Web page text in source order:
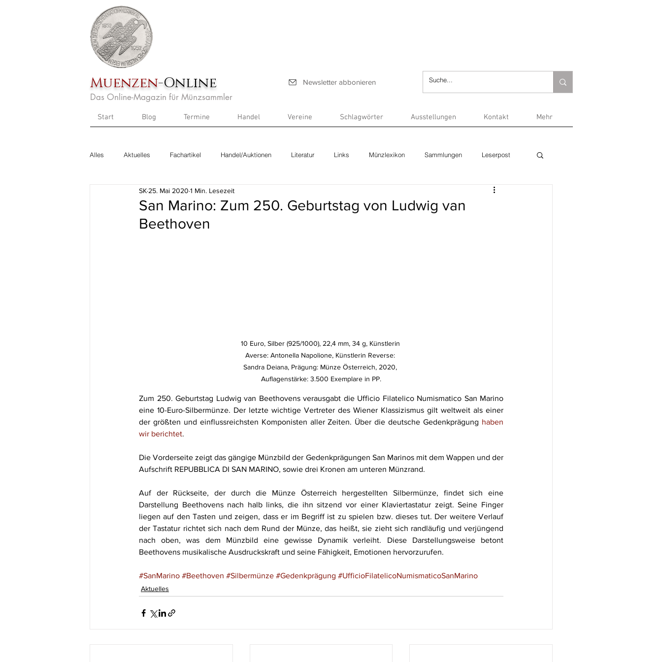
Muenzen-Online Newsletter abbonieren
Das Online-Magazin für Münzsammler
Start Blog Termine Handel Vereine Schlagwörter Ausstellungen Kontakt Mehr
Alles Aktuelles Fachartikel Handel/Auktionen Literatur Links Münzlexikon Sammlungen Leserpost
San Marino: Zum 250. Geburtstag von Ludwig van
Beethoven
SK 25. Mai 2020 1 Min. Lesezeit
10 Euro, Silber (925/1000), 22,4 mm, 34 g, Künstlerin
Averse: Antonella Napolione, Künstlerin Reverse:
Sandra Deiana, Prägung: Münze Österreich, 2020,
Auflagenstärke: 3.500 Exemplare in PP.
Zum 250. Geburtstag Ludwig van Beethovens verausgabt die Ufficio Filatelico Numismatico San Marino
eine 10-Euro-Silbermünze. Der letzte wichtige Vertreter des Wiener Klassizismus gilt weltweit als einer
der größten und einflussreichsten Komponisten aller Zeiten. Über die deutsche Gedenkprägung haben
wir berichtet.
Die Vorderseite zeigt das gängige Münzbild der Gedenkprägungen San Marinos mit dem Wappen und der
Aufschrift REPUBBLICA DI SAN MARINO, sowie drei Kronen am unteren Münzrand.
Auf der Rückseite, der durch die Münze Österreich hergestellten Silbermünze, findet sich eine
Darstellung Beethovens nach halb links, die ihn sitzend vor einer Klaviertastatur zeigt. Seine Finger
liegen auf den Tasten und zeigen, dass er im Begriff ist zu spielen bzw. dieses tut. Der weitere Verlauf
der Tastatur richtet sich nach dem Rund der Münze, das heißt, sie zieht sich randläufig und verjüngend
nach oben, was dem Münzbild eine gewisse Dynamik verleiht. Diese Darstellungsweise betont
Beethovens musikalische Ausdruckskraft und seine Fähigkeit, Emotionen hervorzurufen.
#SanMarino #Beethoven #Silbermünze #Gedenkprägung #UfficioFilatelicoNumismaticoSanMarino
Aktuelles